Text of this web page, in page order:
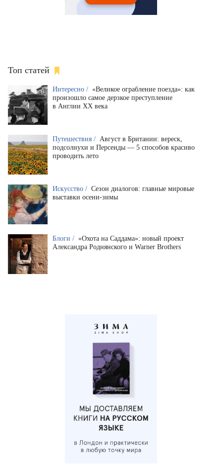
Топ статей
Интересно / «Великое ограбление поезда»: как
произошло самое дерзкое преступление
в Англии XX века
Путешествия / Август в Британии: вереск,
подсолнухи и Персеиды — 5 способов красиво
проводить лето
Искусство / Сезон диалогов: главные мировые
выставки осени-зимы
Блоги / «Охота на Саддама»: новый проект
Александра Роднянского и Warner Brothers